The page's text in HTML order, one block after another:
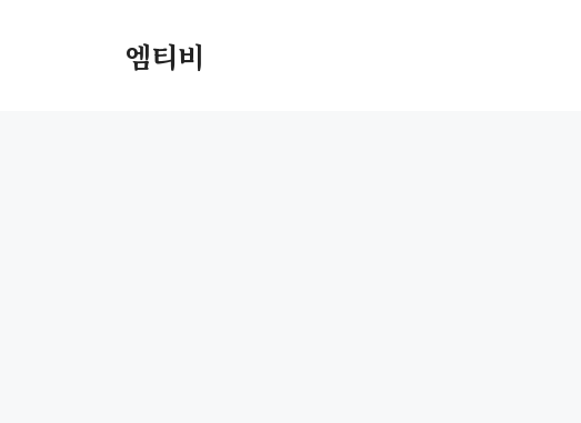
엠티비